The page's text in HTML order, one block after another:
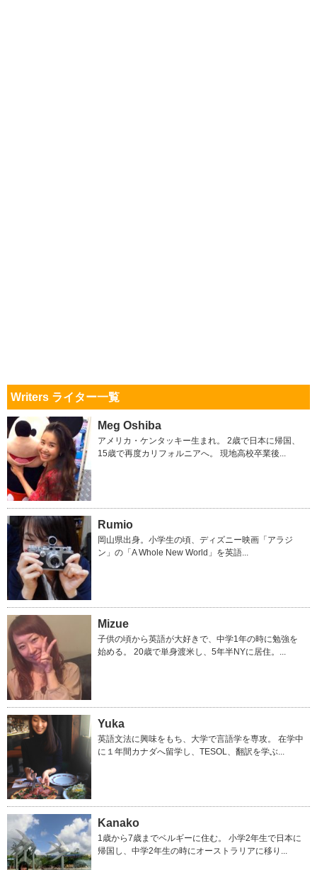
Writers ライター一覧
Meg Oshiba
アメリカ・ケンタッキー生まれ。 2歳で日本に帰国、
15歳で再度カリフォルニアへ。 現地高校卒業後...
Rumio
岡山県出身。小学生の頃、ディズニー映画「アラジ
ン」の「A Whole New World」を英語...
Mizue
子供の頃から英語が大好きで、中学1年の時に勉強を
始める。 20歳で単身渡米し、5年半NYに居住。...
Yuka
英語文法に興味をもち、大学で言語学を専攻。 在学中
に１年間カナダへ留学し、TESOL、翻訳を学ぶ...
Kanako
1歳から7歳までベルギーに住む。 小学2年生で日本に
帰国し、中学2年生の時にオーストラリアに移り...